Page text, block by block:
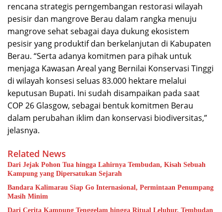
rencana strategis perngembangan restorasi wilayah
pesisir dan mangrove Berau dalam rangka menuju
mangrove sehat sebagai daya dukung ekosistem
pesisir yang produktif dan berkelanjutan di Kabupaten
Berau. “Serta adanya komitmen para pihak untuk
menjaga Kawasan Areal yang Bernilai Konservasi Tinggi
di wilayah konsesi seluas 83.000 hektare melalui
keputusan Bupati. Ini sudah disampaikan pada saat
COP 26 Glasgow, sebagai bentuk komitmen Berau
dalam perubahan iklim dan konservasi biodiversitas,”
jelasnya.
Related News
Dari Jejak Pohon Tua hingga Lahirnya Tembudan, Kisah Sebuah
Kampung yang Dipersatukan Sejarah
Bandara Kalimarau Siap Go Internasional, Permintaan Penumpang
Masih Minim
Dari Cerita Kampung Tenggelam hingga Ritual Leluhur, Tembudan